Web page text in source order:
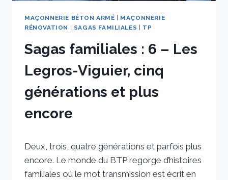
MAÇONNERIE BÉTON ARMÉ
MAÇONNERIE
RÉNOVATION
SAGAS FAMILIALES TP
Sagas familiales : 6 – Les
Legros-Viguier, cinq
générations et plus
encore
sstradiotto
Deux, trois, quatre générations et parfois plus
encore. Le monde du BTP regorge d’histoires
familiales où le mot transmission est écrit en